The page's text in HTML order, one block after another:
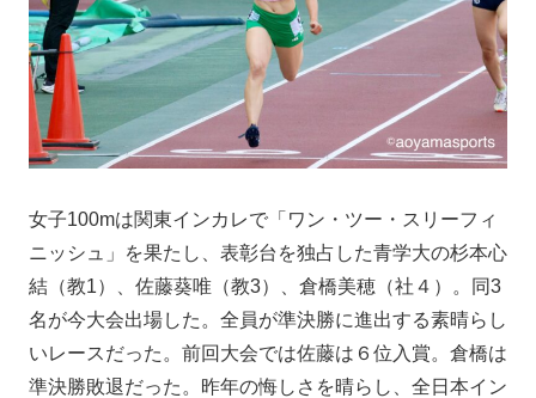
女子100mは関東インカレで「ワン・ツー・スリーフィ
ニッシュ」を果たし、表彰台を独占した青学大の杉本心
結（教1）、佐藤葵唯（教3）、倉橋美穂（社４）。同3
名が今大会出場した。全員が準決勝に進出する素晴らし
いレースだった。前回大会では佐藤は６位入賞。倉橋は
準決勝敗退だった。昨年の悔しさを晴らし、全日本イン